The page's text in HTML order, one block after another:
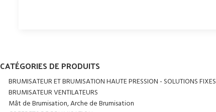
CATÉGORIES DE PRODUITS
BRUMISATEUR ET BRUMISATION HAUTE PRESSION - SOLUTIONS FIXES
BRUMISATEUR VENTILATEURS
Mât de Brumisation, Arche de Brumisation